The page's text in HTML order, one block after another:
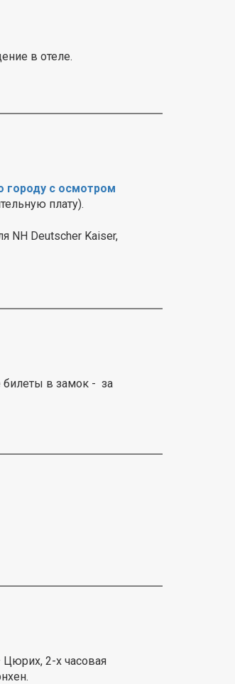
в отеле.
городу с осмотром
плату).
NH Deutscher Kaiser,
в замок - за
2-х часовая